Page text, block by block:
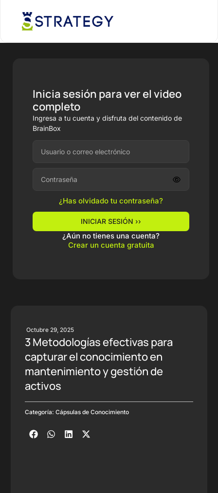
Inicia sesión para ver el video
completo
Ingresa a tu cuenta y disfruta del contenido de
BrainBox
¿Has olvidado tu contraseña?
INICIAR SESIÓN ››
¿Aún no tienes una cuenta?
Crear un cuenta gratuita
Octubre 29, 2025
3 Metodologías efectivas para
capturar el conocimiento en
mantenimiento y gestión de
activos
Categoría: Cápsulas de Conocimiento